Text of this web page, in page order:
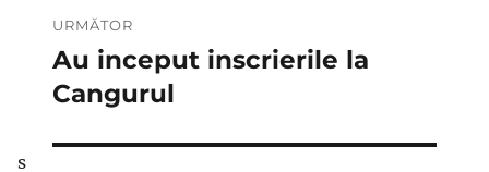
URMĂTOR
Articolul
următor:
Au inceput inscrierile la
Cangurul
s